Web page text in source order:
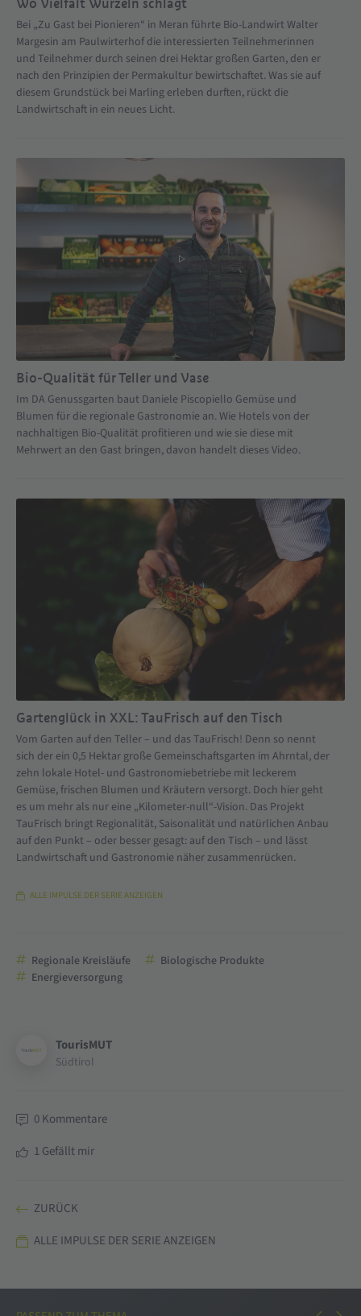
TourisMUT
Südtirol
0 Kommentare
1 Gefällt mir
ZURÜCK
ALLE IMPULSE DER SERIE ANZEIGEN
Wo Vielfalt Wurzeln schlägt
Bei „Zu Gast bei Pionieren“ in Meran führte Bio-Landwirt Walter
Margesin am Paulwirterhof die interessierten Teilnehmerinnen
und Teilnehmer durch seinen drei Hektar großen Garten, den er
nach den Prinzipien der Permakultur bewirtschaftet. Was sie auf
diesem Grundstück bei Marling erleben durften, rückt die
Landwirtschaft in ein neues Licht.
Bio-Qualität für Teller und Vase
Im DA Genussgarten baut Daniele Piscopiello Gemüse und
Blumen für die regionale Gastronomie an. Wie Hotels von der
nachhaltigen Bio-Qualität profitieren und wie sie diese mit
Mehrwert an den Gast bringen, davon handelt dieses Video.
Gartenglück in XXL: TauFrisch auf den Tisch
Vom Garten auf den Teller – und das TauFrisch! Denn so nennt
sich der ein 0,5 Hektar große Gemeinschaftsgarten im Ahrntal, der
zehn lokale Hotel- und Gastronomiebetriebe mit leckerem
Gemüse, frischen Blumen und Kräutern versorgt. Doch hier geht
es um mehr als nur eine „Kilometer-null“-Vision. Das Projekt
TauFrisch bringt Regionalität, Saisonalität und natürlichen Anbau
auf den Punkt – oder besser gesagt: auf den Tisch – und lässt
Landwirtschaft und Gastronomie näher zusammenrücken.
ALLE IMPULSE DER SERIE ANZEIGEN
Regionale Kreisläufe
Biologische Produkte
Energieversorgung